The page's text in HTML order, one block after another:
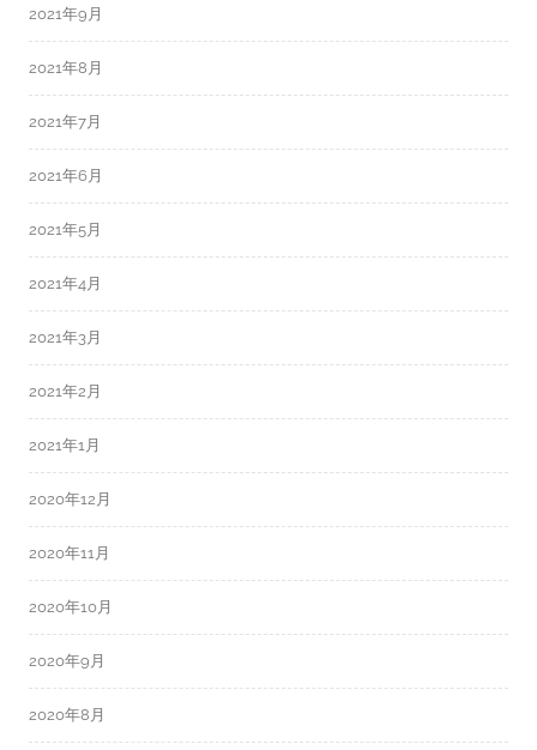
2021年9月
2021年8月
2021年7月
2021年6月
2021年5月
2021年4月
2021年3月
2021年2月
2021年1月
2020年12月
2020年11月
2020年10月
2020年9月
2020年8月